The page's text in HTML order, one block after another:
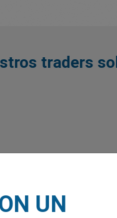
traders
UN